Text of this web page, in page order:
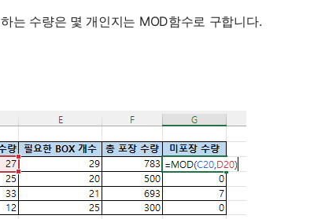
는 수량은 몇 개인지는 MOD함수로 구합니다.